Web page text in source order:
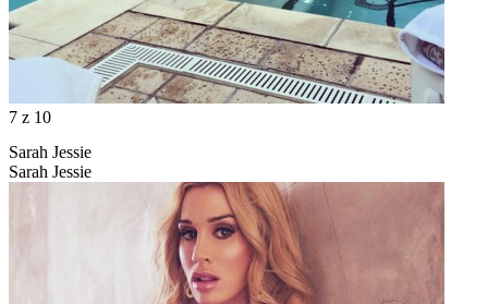
7 z 10
Sarah Jessie
Sarah Jessie